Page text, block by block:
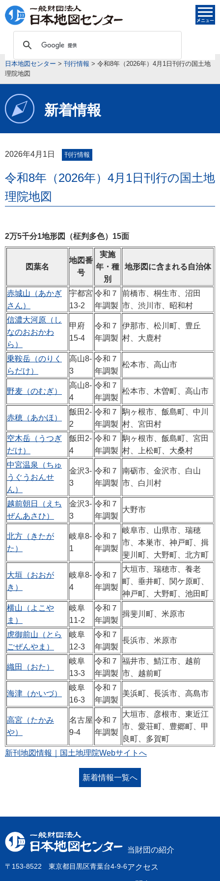
日本地図センター > 刊行情報 > 令和8年（2026年）4月1日刊行の国土地
理院地図
新着情報
2026年4月1日 刊行情報
令和8年（2026年）4月1日刊行の国土地
理院地図
2万5千分1地形図（柾判多色）15面
図葉名
地図番
号
実施
年・種
別
地形図に含まれる自治体
赤城山（あかぎ
さん）
宇都宮
13-2
令和７
年調製
前橋市、桐生市、沼田
市、渋川市、昭和村
信濃大河原（し
なのおおかわ
ら）
甲府
15-4
令和７
年調製
伊那市、松川町、豊丘
村、大鹿村
乗鞍岳（のりく
らだけ）
高山8-
3
令和７
年調製
松本市、高山市
野麦（のむぎ）
高山8-
4
令和７
年調製
松本市、木曽町、高山市
赤穂（あかほ）
飯田2-
2
令和７
年調製
駒ヶ根市、飯島町、中川
村、宮田村
空木岳（うつぎ
だけ）
飯田2-
4
令和７
年調製
駒ヶ根市、飯島町、宮田
村、上松町、大桑村
中宮温泉（ちゅ
うぐうおんせ
ん）
金沢3-
3
令和７
年調製
南砺市、金沢市、白山
市、白川村
越前朝日（えち
ぜんあさひ）
金沢3-
3
令和７
年調製
大野市
北方（きたが
た）
岐阜8-
1
令和７
年調製
岐阜市、山県市、瑞穂
市、本巣市、神戸町、揖
斐川町、大野町、北方町
大垣（おおが
き）
岐阜8-
4
令和７
年調製
大垣市、瑞穂市、養老
町、垂井町、関ケ原町、
神戸町、大野町、池田町
横山（よこや
ま）
岐阜
11-2
令和７
年調製
揖斐川町、米原市
虎御前山（とら
ごぜんやま）
岐阜
12-3
令和７
年調製
長浜市、米原市
織田（おた）
岐阜
13-3
令和７
年調製
福井市、鯖江市、越前
市、越前町
海津（かいづ）
岐阜
16-3
令和７
年調製
美浜町、長浜市、高島市
高宮（たかみ
や）
名古屋
9-4
令和７
年調製
大垣市、彦根市、東近江
市、愛荘町、豊郷町、甲
良町、多賀町
新刊地図情報｜国土地理院Webサイトへ
新着情報一覧へ
〒153-8522 東京都目黒区青葉台4-9-6
当財団の紹介
アクセス